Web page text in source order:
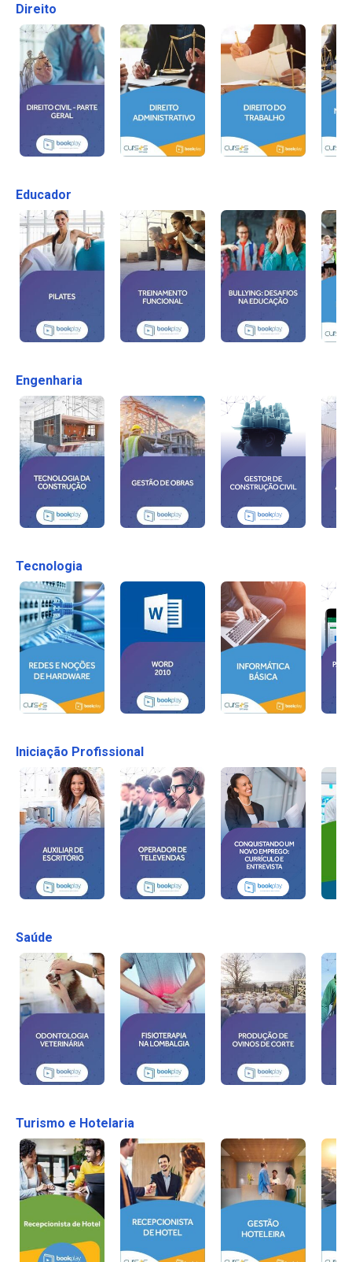
Direito
Educador
Engenharia
Tecnologia
Iniciação Profissional
Saúde
Turismo e Hotelaria